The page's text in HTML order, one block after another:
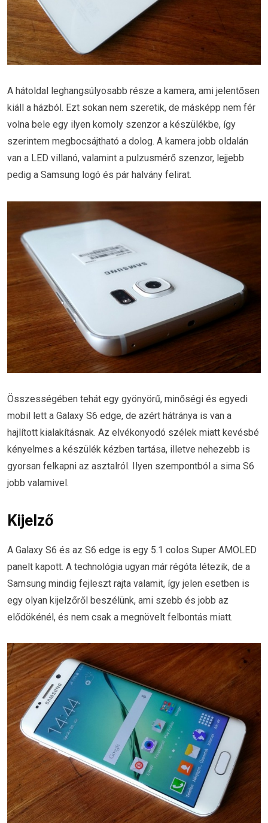
A hátoldal leghangsúlyosabb része a kamera, ami jelentősen
kiáll a házból. Ezt sokan nem szeretik, de másképp nem fér
volna bele egy ilyen komoly szenzor a készülékbe, így
szerintem megbocsájtható a dolog. A kamera jobb oldalán
van a LED villanó, valamint a pulzusmérő szenzor, lejjebb
pedig a Samsung logó és pár halvány felirat.
Összességében tehát egy gyönyörű, minőségi és egyedi
mobil lett a Galaxy S6 edge, de azért hátránya is van a
hajlított kialakításnak. Az elvékonyodó szélek miatt kevésbé
kényelmes a készülék kézben tartása, illetve nehezebb is
gyorsan felkapni az asztalról. Ilyen szempontból a sima S6
jobb valamivel.
Kijelző
A Galaxy S6 és az S6 edge is egy 5.1 colos Super AMOLED
panelt kapott. A technológia ugyan már régóta létezik, de a
Samsung mindig fejleszt rajta valamit, így jelen esetben is
egy olyan kijelzőről beszélünk, ami szebb és jobb az
elődökénél, és nem csak a megnövelt felbontás miatt.